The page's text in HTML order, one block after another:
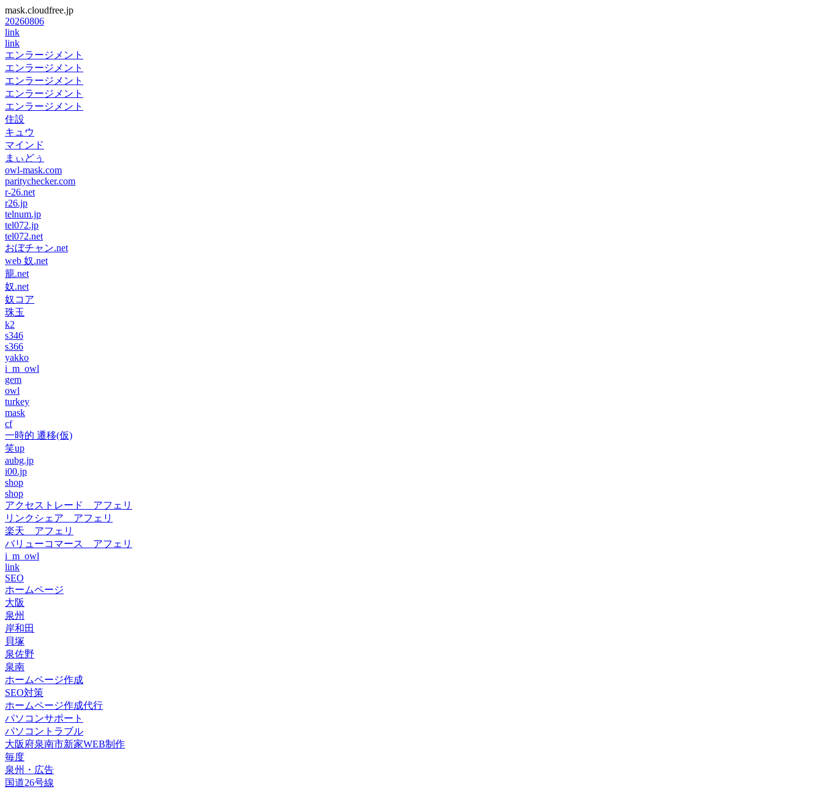
mask.cloudfree.jp
20260806
link
link
エンラージメント
エンラージメント
エンラージメント
エンラージメント
エンラージメント
住設
キュウ
マインド
まぃどぅ
owl-mask.com
paritychecker.com
r-26.net
r26.jp
telnum.jp
tel072.jp
tel072.net
おぼチャン.net
web 奴.net
籠.net
奴.net
奴コア
珠玉
k2
s346
s366
yakko
i_m_owl
gem
owl
turkey
mask
cf
一時的 遷移(仮)
笑up
aubg.jp
i00.jp
shop
shop
アクセストレード アフェリ
リンクシェア アフェリ
楽天 アフェリ
バリューコマース アフェリ
i_m_owl
link
SEO
ホームページ
大阪
泉州
岸和田
貝塚
泉佐野
泉南
ホームページ作成
SEO対策
ホームページ作成代行
パソコンサポート
パソコントラブル
大阪府泉南市新家WEB制作
毎度
泉州・広告
国道26号線